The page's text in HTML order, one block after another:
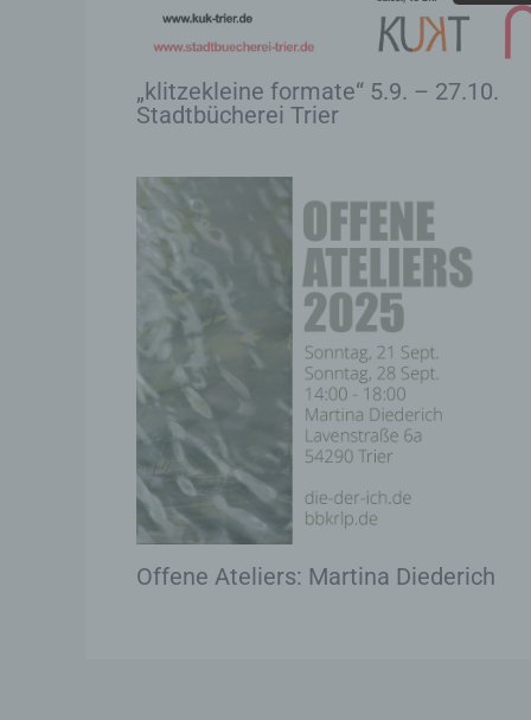
„klitzekleine formate“ 5.9. – 27.10.
Stadtbücherei Trier
Offene Ateliers: Martina Diederich